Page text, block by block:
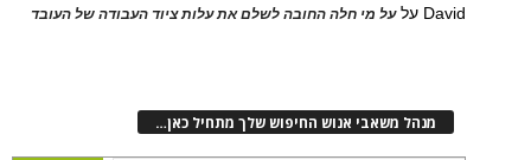
David עלעל מי חלה החובה לשלם את עלות ציוד העבודה של העובד
מנהל משאבי אנוש החיפוש שלך מתחיל כאן…